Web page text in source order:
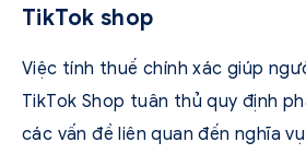
TikTok shop
Việc tính thuế chính xác giúp
TikTok Shop tuân thủ quy định
các vấn đề liên quan đến nghĩa